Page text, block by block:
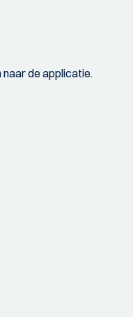
de applicatie.